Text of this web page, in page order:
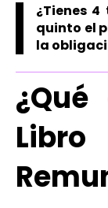
¿Tienes
quinto el
la